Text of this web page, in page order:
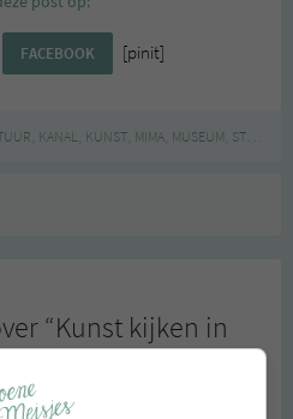
FACEBOOK [pinit]
, KANAL, KUNST, MIMA, MUSEUM, STREET ART
“Kunst kijken in